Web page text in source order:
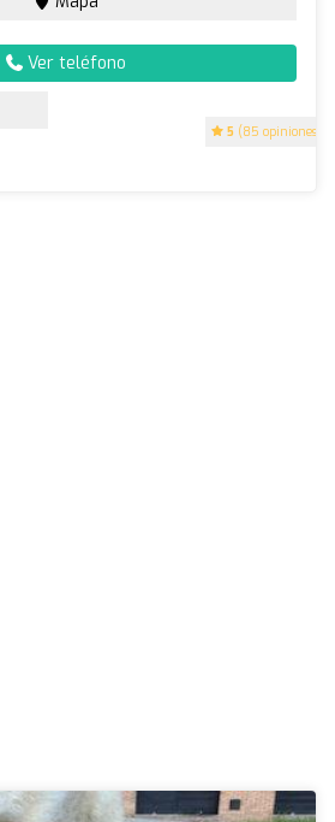
5 (85 opiniones)
Ver teléfono